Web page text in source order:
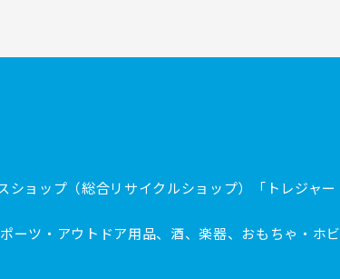
ョップ（総合リサイクルショップ）「トレジャー
ーツ・アウトドア用品、酒、楽器、おもちゃ・ホビ